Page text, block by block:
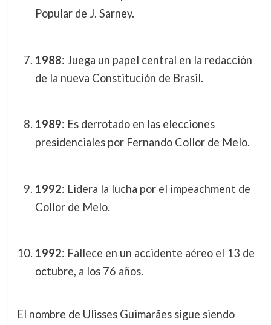
Popular de J. Sarney.
1988: Juega un papel central en la redacción
de la nueva Constitución de Brasil.
1989: Es derrotado en las elecciones
presidenciales por Fernando Collor de Melo.
1992: Lidera la lucha por el impeachment de
Collor de Melo.
1992: Fallece en un accidente aéreo el 13 de
octubre, a los 76 años.
El nombre de Ulisses Guimarães sigue siendo